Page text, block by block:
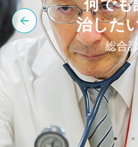
何でも
治した
総合診